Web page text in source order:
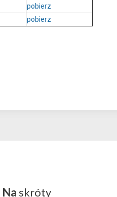
pobierz
pobierz
Na skróty